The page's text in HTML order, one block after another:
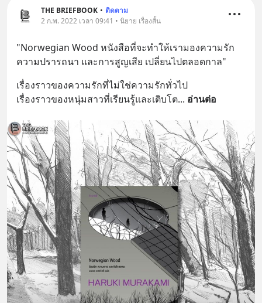
THE BRIEFBOOK • ติดตาม
2 ก.พ. 2022 เวลา 09:41 • นิยาย เรื่องสั้น
"Norwegian Wood หนังสือที่จะทำให้เรามองความรัก
ความปรารถนา และการสูญเสีย เปลี่ยนไปตลอดกาล"
เรื่องราวของความรักที่ไม่ใช่ความรักทั่วไป
เรื่องราวของหนุ่มสาวที่เรียนรู้และเติบโต... อ่านต่อ